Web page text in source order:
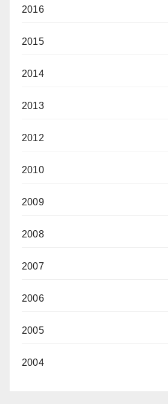
2016
2015
2014
2013
2012
2010
2009
2008
2007
2006
2005
2004